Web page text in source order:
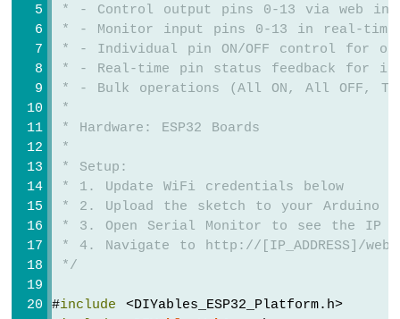
ESP32
* - Control output pins 0-13 via web
* - Monitor input pins 0-13 in real-time
* - Individual pin ON/OFF control for
* - Real-time pin status feedback for
* - Bulk operations (All ON, All OFF,
*
* Hardware: ESP32 Boards
*
* Setup:
* 1. Update WiFi credentials below
* 2. Upload the sketch to your Arduino
* 3. Open Serial Monitor to see the IP
* 4. Navigate to http://[IP_ADDRESS]/
*/
#include <DIYables_ESP32_Platform.h>